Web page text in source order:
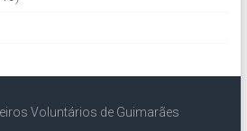
Voluntários de Guimarães